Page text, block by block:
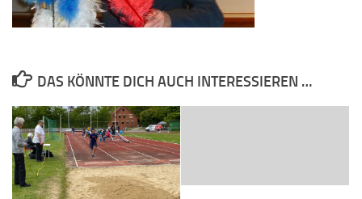
DAS KÖNNTE DICH AUCH INTERESSIEREN …